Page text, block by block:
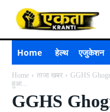
Home हेल्थ एजुकेशन
Home ताजा खबर
GGHS
हुआ...
GGHS